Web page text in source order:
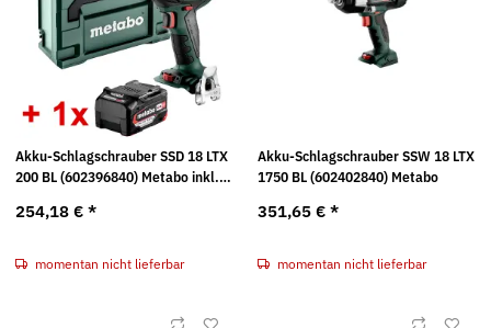
Akku-Schlagschrauber SSD 18 LTX
200 BL (602396840) Metabo inkl.
(625027000)
254,18 € *
momentan nicht lieferbar
Akku-Schlagschrauber SSW 18 LTX
1750 BL (602402840) Metabo
351,65 € *
momentan nicht lieferbar